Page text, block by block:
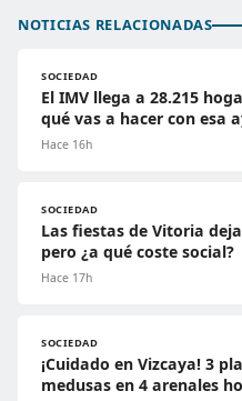
NOTICIAS RELACIONADAS
SOCIEDAD
El IMV llega a 28.215
qué vas a hacer con esa
Hace 16h
SOCIEDAD
Las fiestas de Vitoria
pero ¿a qué coste social?
Hace 17h
SOCIEDAD
¡Cuidado en Vizcaya! 3
medusas en 4 arenales